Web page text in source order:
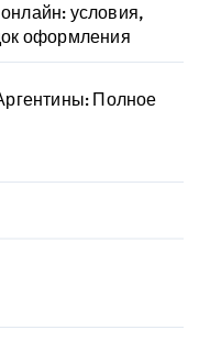
условия,
оформления
Полное